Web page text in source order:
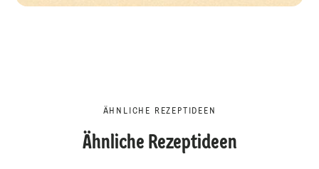
ÄHNLICHE REZEPTIDEEN
Ähnliche Rezeptideen